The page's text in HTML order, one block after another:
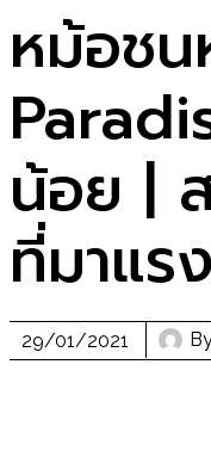
หม้อช
น้อย |
ที่มาแ
29/01/2021